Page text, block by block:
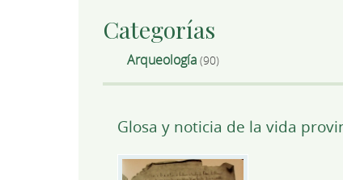
Categorías
Arqueología (90)
Glosa y noticia de la vida